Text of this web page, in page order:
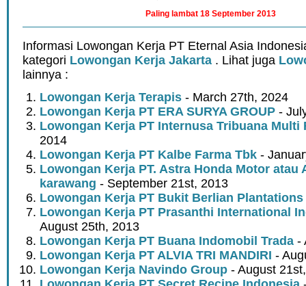
Paling lambat 18 September 2013
Informasi Lowongan Kerja PT Eternal Asia
kategori Lowongan Kerja Jakarta . Lihat juga
lainnya :
Lowongan Kerja Terapis - March 27th, 2024
Lowongan Kerja PT ERA SURYA GROUP -
Lowongan Kerja PT Internusa Tribuana Multi
2014
Lowongan Kerja PT Kalbe Farma Tbk -
Lowongan Kerja PT. Astra Honda Motor atau
karawang - September 21st, 2013
Lowongan Kerja PT Bukit Berlian Plantations
Lowongan Kerja PT Prasanthi International
August 25th, 2013
Lowongan Kerja PT Buana Indomobil Trada -
Lowongan Kerja PT ALVIA TRI MANDIRI -
Lowongan Kerja Navindo Group - August